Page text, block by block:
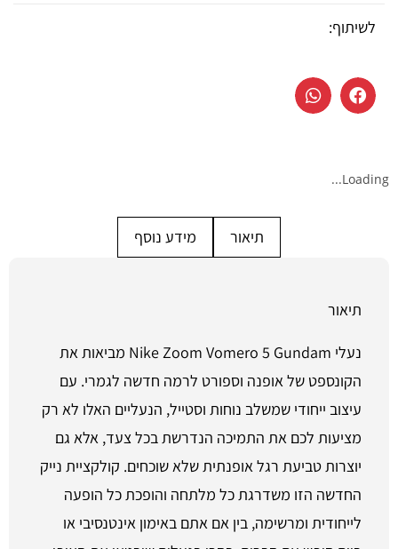
לשיתוף:
Loading...
תיאור מידע נוסף
תיאור
נעלי Nike Zoom Vomero 5 Gundam מביאות את
הקונספט של אופנה וספורט לרמה חדשה לגמרי. עם
עיצוב ייחודי שמשלב נוחות וסטייל, הנעליים האלו לא רק
מציעות לכם את התמיכה הנדרשת בכל צעד, אלא גם
יוצרות טביעת רגל אופנתית שלא שוכחים. קולקציית נייק
החדשה הזו משדרגת כל מלתחה והופכת כל הופעה
לייחודית ומרשימה, בין אם אתם באימון אינטנסיבי או